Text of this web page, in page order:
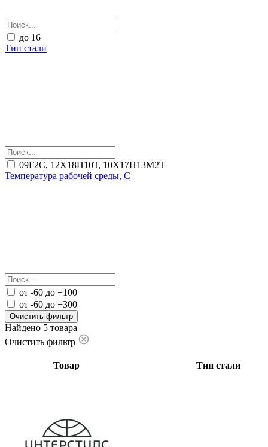
до 16
Тип стали
09Г2С, 12Х18Н10Т, 10Х17Н13М2Т
Температура рабочей среды, C
от -60 до +100
от -60 до +300
Очистить фильтр
Найдено 5 товара
Очистить фильтр
Товар Тип стали